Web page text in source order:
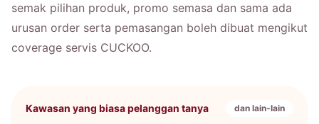
semak pilihan produk, promo semasa dan sama ada
urusan order serta pemasangan boleh dibuat mengikut
coverage servis CUCKOO.
Kawasan yang biasa pelanggan tanya dan lain-lain